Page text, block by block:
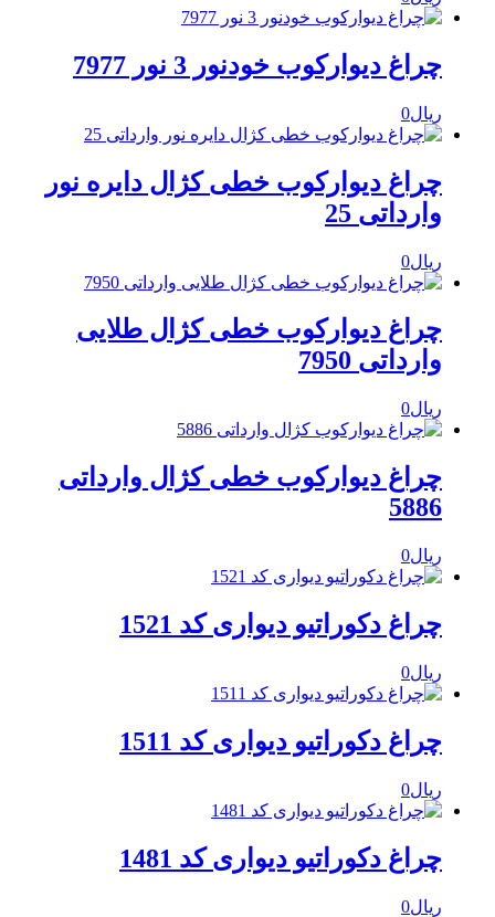
چراغ دیوارکوب خودنور 3 نور 7977
ریال0
چراغ دیوارکوب خطی کژال دایره نور
وارداتی 25
ریال0
چراغ دیوارکوب خطی کژال طلایی
وارداتی 7950
ریال0
چراغ دیوارکوب خطی کژال وارداتی
5886
ریال0
چراغ دکوراتیو دیواری کد 1521
ریال0
چراغ دکوراتیو دیواری کد 1511
ریال0
چراغ دکوراتیو دیواری کد 1481
ریال0